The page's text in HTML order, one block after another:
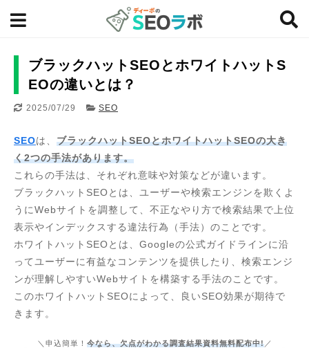
ブラックハットSEOとホワイトハットS
EOの違いとは？
2025/07/29 SEO
SEOは、 ブラックハットSEOとホワイトハットSEOの大き
く2つの手法があります。
これらの手法は、それぞれ意味や対策などが違います。
ブラックハットSEOとは、ユーザーや検索エンジンを欺くよ
うにWebサイトを調整して、不正なやり方で検索結果で上位
表示やインデックスする違法行為（手法）のことです。
ホワイトハットSEOとは、Googleの公式ガイドラインに沿
ってユーザーに有益なコンテンツを提供したり、検索エンジ
ンが理解しやすいWebサイトを構築する手法のことです。
このホワイトハットSEOによって、良いSEO効果が期待で
きます。
＼申込簡単！ 今なら、欠点がわかる調査結果資料無料配布中!／